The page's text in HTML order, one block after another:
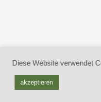
Diese Website verwendet
akzeptieren